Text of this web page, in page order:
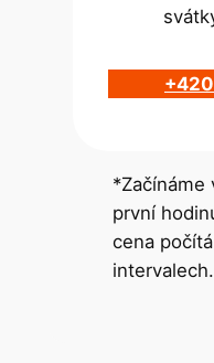
*Začínáme
první
cena
intervalech.